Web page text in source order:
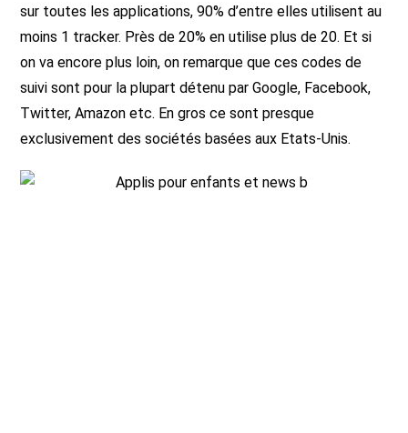
sur toutes les applications, 90% d’entre elles utilisent au
moins 1 tracker. Près de 20% en utilise plus de 20. Et si
on va encore plus loin, on remarque que ces codes de
suivi sont pour la plupart détenu par Google, Facebook,
Twitter, Amazon etc. En gros ce sont presque
exclusivement des sociétés basées aux Etats-Unis.